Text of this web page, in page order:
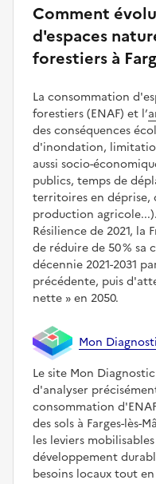
Comment
d'espaces
forestiers à
La consommation
forestiers (ENAF) et l’
des conséquences
d'inondation,
aussi socio-
publics, temps de
territoires en
production
Résilience de 2021,
de réduire de 50 % sa
décennie 2021-2031
précédente, puis
nette
en 2050.
Mon
Le site Mon
d'analyser
consommation
des sols à Farges-lès-
les leviers
développement
besoins locaux tout